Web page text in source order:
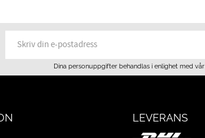
Dina personuppgifter behandlas i enlighet med vår
LEVERANS